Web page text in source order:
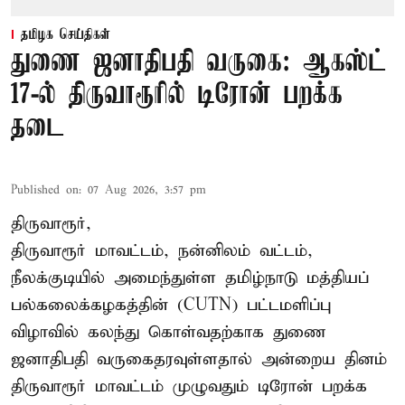
தமிழக செய்திகள்
துணை ஜனாதிபதி வருகை: ஆகஸ்ட்
17-ல் திருவாரூரில் டிரோன் பறக்க
தடை
Published on: 07 Aug 2026, 3:57 pm
திருவாரூர்,
திருவாரூர் மாவட்டம், நன்னிலம் வட்டம்,
நீலக்குடியில் அமைந்துள்ள தமிழ்நாடு மத்தியப்
பல்கலைக்கழகத்தின் (CUTN) பட்டமளிப்பு
விழாவில் கலந்து கொள்வதற்காக துணை
ஜனாதிபதி வருகைதரவுள்ளதால் அன்றைய தினம்
திருவாரூர் மாவட்டம் முழுவதும் டிரோன் பறக்க